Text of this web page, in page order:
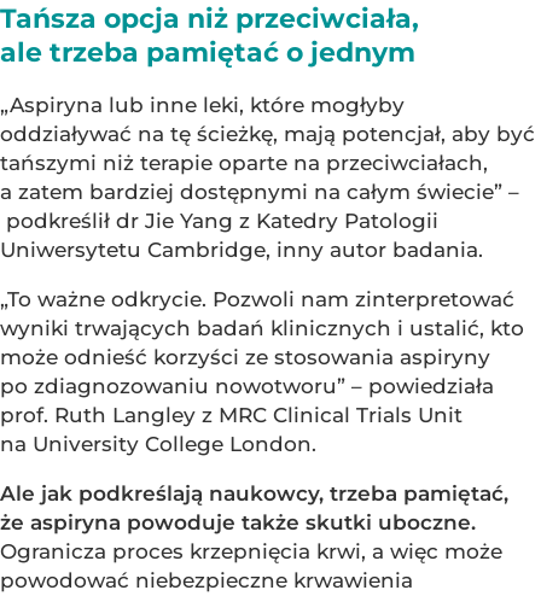
Tańsza opcja niż przeciwciała,
ale trzeba pamiętać o jednym
„Aspiryna lub inne leki, które mogłyby
oddziaływać na tę ścieżkę, mają potencjał, aby być
tańszymi niż terapie oparte na przeciwciałach,
a zatem bardziej dostępnymi na całym świecie” –
podkreślił dr Jie Yang z Katedry Patologii
Uniwersytetu Cambridge, inny autor badania.
„To ważne odkrycie. Pozwoli nam zinterpretować
wyniki trwających badań klinicznych i ustalić, kto
może odnieść korzyści ze stosowania aspiryny
po zdiagnozowaniu nowotworu” – powiedziała
prof. Ruth Langley z MRC Clinical Trials Unit
na University College London.
Ale jak podkreślają naukowcy, trzeba pamiętać,
że aspiryna powoduje także skutki uboczne.
Ogranicza proces krzepnięcia krwi, a więc może
powodować niebezpieczne krwawienia